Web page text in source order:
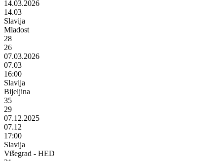
14.03.2026
14.03
Slavija
Mladost
28
26
07.03.2026
07.03
16:00
Slavija
Bijeljina
35
29
07.12.2025
07.12
17:00
Slavija
Višegrad - HED